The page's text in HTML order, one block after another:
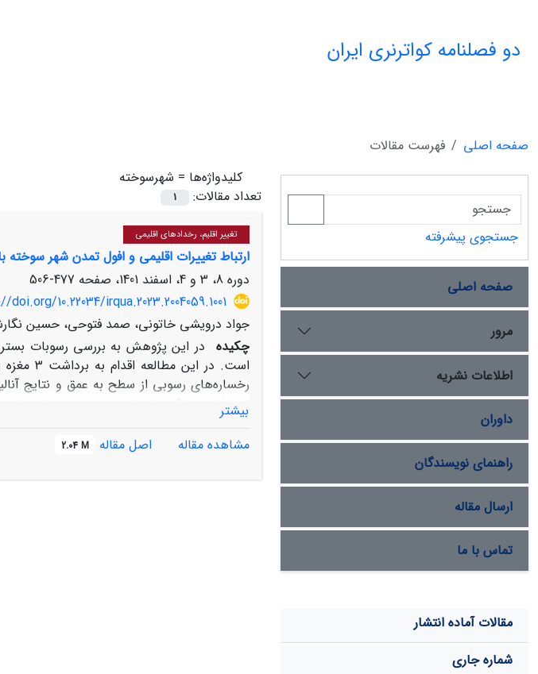
دو فصلنامه کواترنری ایران
صفحه اصلی
فهرست مقالات
کلیدواژه‌ها = شهرسوخته
تعداد مقالات:
1
تغییر اقلیم، رخدادهای اقلیمی
ارتباط تغییرات اقلیمی و افول تمدن شهر
دوره 8، 3 و 4، اسفند 1401، صفحه
477-506
10.22034/irqua.2023.2004059.1001
جواد درویشی خاتونی، صمد فتوحی، حسین
چکیده در این پژوهش به بررسی رسوبات
است. در
رخساره‌های رسوبی از سطح به عمق و نتایج
اوایل تا اواسط
زمانی انطباق مناسبی با دوره خشک 4500 سال پیش، که حدود 500 تا 700 سال طول کشیده است، نشان می دهد.
بیشتر
مشاهده مقاله
اصل مقاله 2.04 M
جستجوی پیشرفته
صفحه اصلی
مرور
اطلاعات نشریه
داوران
راهنمای نویسندگان
ارسال مقاله
تماس با ما
مقالات آماده انتشار
شماره جاری